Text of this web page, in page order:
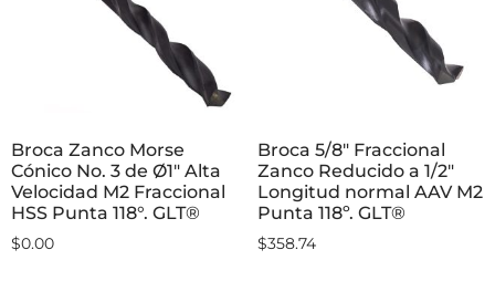
Broca Zanco Morse
Cónico No. 3 de Ø1″ Alta
Velocidad M2 Fraccional
HSS Punta 118°. GLT®
$0.00
Broca 5/8″ Fraccional
Zanco Reducido a 1/2″
Longitud normal AAV M2
Punta 118º. GLT®
$358.74